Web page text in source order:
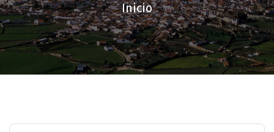
Inicio